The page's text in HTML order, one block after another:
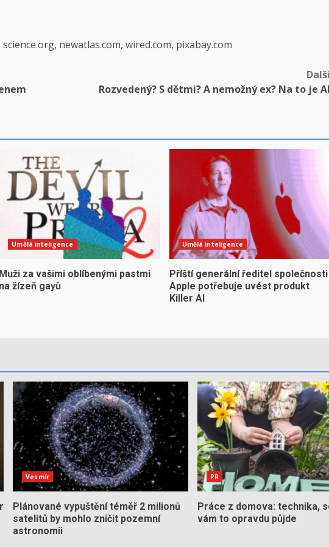
newatlas.com, wired.com, pixabay.com
Rozvedený? S dětmi? A nemožný ex? Na to je
Umělá inteligence
Muži za vašimi oblíbenými pastmi
na žízeň gayů
Umělá inteligence
Příští generální ředitel společnosti
Apple potřebuje uvést produkt
Killer AI
Vesmír
Plánované vypuštění téměř 2 milionů
satelitů by mohlo zničit pozemní
astronomii
PR
Práce z domova: technika,
vám to opravdu půjde